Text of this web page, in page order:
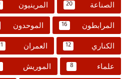
الصناعة 20 المرينيون
المرابطون 16 الموحدون
الكناري 12 العمران
علماء 8 الموريش